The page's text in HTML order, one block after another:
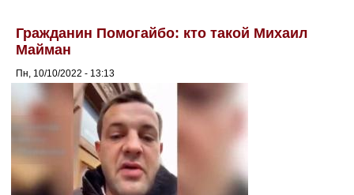
Гражданин Помогайбо: кто такой Михаил
Майман
Пн, 10/10/2022 - 13:13